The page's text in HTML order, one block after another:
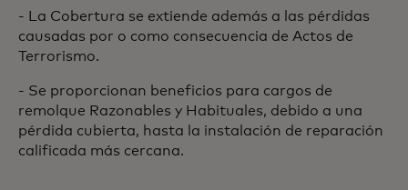
- La Cobertura se extiende además a las pérdidas
causadas por o como consecuencia de Actos de
Terrorismo.
- Se proporcionan beneficios para cargos de
remolque Razonables y Habituales, debido a una
pérdida cubierta, hasta la instalación de reparación
calificada más cercana.